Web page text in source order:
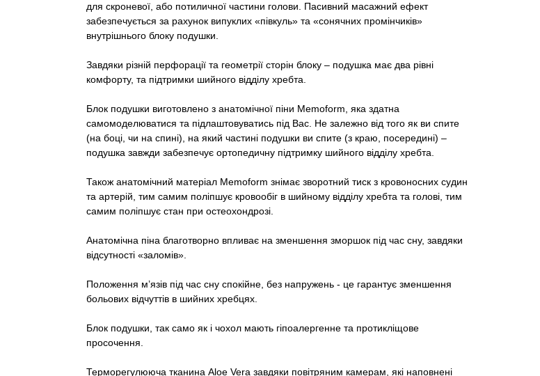
для скроневої, або потиличної частини голови. Пасивний масажний ефект
забезпечується за рахунок випуклих «півкуль» та «сонячних промінчиків»
внутрішнього блоку подушки.
Завдяки різній перфорації та геометрії сторін блоку – подушка має два рівні
комфорту, та підтримки шийного відділу хребта.
Блок подушки виготовлено з анатомічної піни Memoform, яка здатна
самомоделюватися та підлаштовуватись під Вас. Не залежно від того як ви спите
(на боці, чи на спині), на який частині подушки ви спите (з краю, посередині) –
подушка завжди забезпечує ортопедичну підтримку шийного відділу хребта.
Також анатомічний матеріал Memoform знімає зворотний тиск з кровоносних судин
та артерій, тим самим поліпшує кровообіг в шийному відділу хребта та голові, тим
самим поліпшує стан при остеохондрозі.
Анатомічна піна благотворно впливає на зменшення зморшок під час сну, завдяки
відсутності «заломів».
Положення м’язів під час сну спокійне, без напружень - це гарантує зменшення
больових відчуттів в шийних хребцях.
Блок подушки, так само як і чохол мають гіпоалергенне та протикліщове
просочення.
Терморегулююча тканина Aloe Vera завдяки повітряним камерам, які наповнені